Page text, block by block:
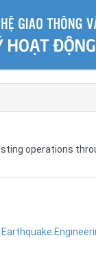
operations